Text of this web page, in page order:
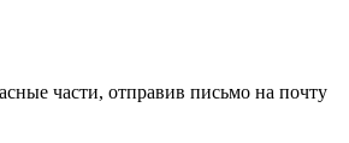
части, отправив письмо на почту